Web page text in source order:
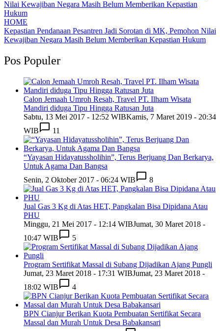
HOME
Kepastian Pendanaan Pesantren Jadi Sorotan di MK, Pemohon Nilai
Kewajiban Negara Masih Belum Memberikan Kepastian Hukum
Pos Populer
Calon Jemaah Umroh Resah, Travel PT. Ilham Wisata
Mandiri diduga Tipu Hingga Ratusan Juta
Sabtu, 13 Mei 2017 - 12:52 WIBKamis, 7 Maret 2019 - 20:34
WIB
11
“Yayasan Hidayatussholihin”, Terus Berjuang Dan Berkarya,
Untuk Agama Dan Bangsa
Senin, 2 Oktober 2017 - 06:24 WIB
8
Jual Gas 3 Kg di Atas HET, Pangkalan Bisa Dipidana Atau
PHU
Minggu, 21 Mei 2017 - 12:14 WIBJumat, 30 Maret 2018 -
10:47 WIB
5
Program Sertifikat Massal di Subang Dijadikan Ajang Pungli
Jumat, 23 Maret 2018 - 17:31 WIBJumat, 23 Maret 2018 -
18:02 WIB
4
BPN Cianjur Berikan Kuota Pembuatan Sertifikat Secara
Massal dan Murah Untuk Desa Babakansari